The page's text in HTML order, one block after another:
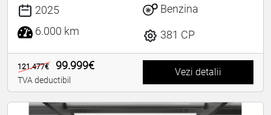
2025
6.000 km
Benzina
381 CP
121.477€ 99.999€
TVA deductibil
Vezi detalii